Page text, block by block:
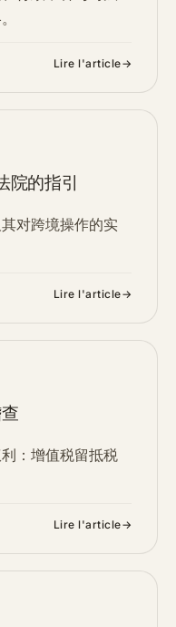
Lire l'article→
院的指引
对跨境操作的实
Lire l'article→
：增值税留抵税
Lire l'article→